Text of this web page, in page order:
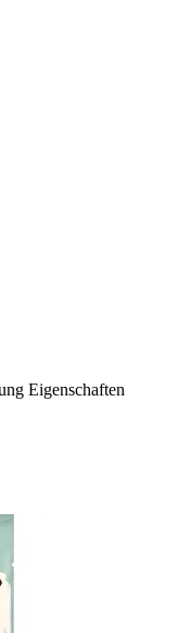
Eigenschaften